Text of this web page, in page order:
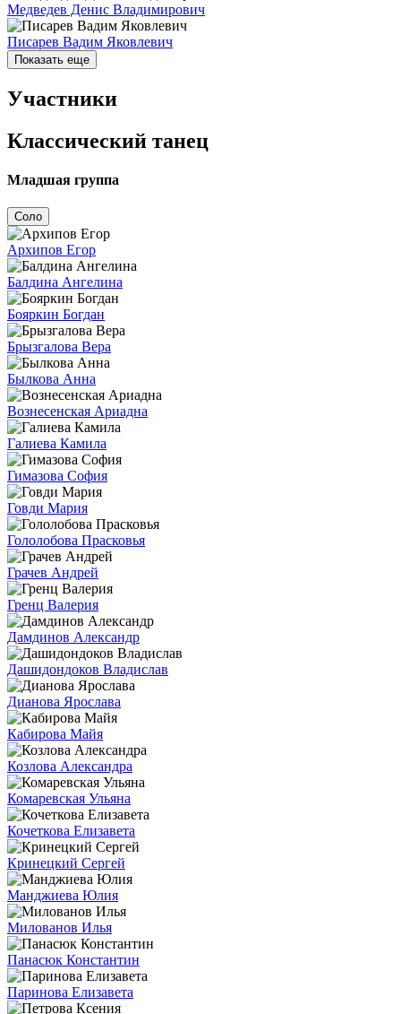
Медведев Денис Владимирович
Писарев Вадим Яковлевич
Показать еще
Участники
Классический танец
Младшая группа
Соло
Архипов Егор
Балдина Ангелина
Бояркин Богдан
Брызгалова Вера
Былкова Анна
Вознесенская Ариадна
Галиева Камила
Гимазова София
Говди Мария
Гололобова Прасковья
Грачев Андрей
Гренц Валерия
Дамдинов Александр
Дашидондоков Владислав
Дианова Ярослава
Кабирова Майя
Козлова Александра
Комаревская Ульяна
Кочеткова Елизавета
Кринецкий Сергей
Манджиева Юлия
Милованов Илья
Панасюк Константин
Паринова Елизавета